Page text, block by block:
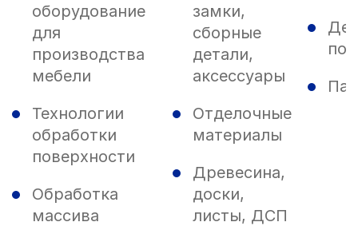
оборудование
для
производства
мебели
Технологии
обработки
поверхности
Обработка
массива
замки,
сборные
детали,
аксессуары
Отделочные
материалы
Древесина,
доски,
листы, ДСП